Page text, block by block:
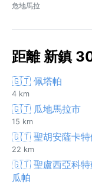
危地馬拉
距離 新鎮
🇬🇹 佩塔帕
4 km
🇬🇹 瓜地馬拉市
15 km
🇬🇹 聖胡安薩卡特
22 km
🇬🇹 聖盧西亞科特
瓜帕